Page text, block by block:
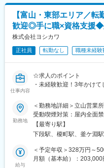
事務職として専門性を高
やマネジメント職を目指せ
■企業の特徴/魅力
金属加工技術の幅広さと
ーであり、安定した事業
変更の範囲：無
・家族手当、退職金共済
生充実
・泊まりを伴う長距離運
した場合は、1回につき
・夜間走行はありますが
の運行ではなく、北陸エ
います
■当社の魅力
当社は創業55年以上の歴
一員として再スタートし
は再スタート時の約4倍
株式会社」から「株式会
ます。
◇ 大型ドライバーが主役
【富山・東部エリア／
歓迎◎手に職×資格支援◆
株式会社ヨシカワ
正社員 転勤なし 職種未経験
仕事内容
☆求人のポイント
・未経験歓迎！3年かけ
・資格取得費用は会社負
・建機レンタル需要増加
・ICタグで機械管理！業
■採用背景
建設機械の「所有からレ
への整備・メンテナンス
勤務地
＜勤務地詳細＞立山営業
受動喫煙対策：屋内全面
【最寄り駅】
下段駅、榎町駅、釜ケ淵駅
給与
＜予定年収＞328万円～
月額（基本給）：